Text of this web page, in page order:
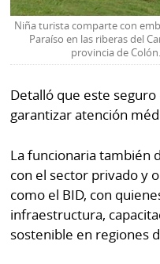
Niña turista comparte con
Paraíso en las riberas del
provincia de
Detalló que este seguro
garantizar atención
La funcionaria también
con el sector privado y
como el BID, con
infraestructura,
sostenible en regiones